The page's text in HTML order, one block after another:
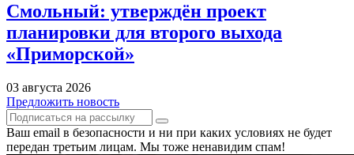
Смольный: утверждён проект
планировки для второго выхода
«Приморской»
03 августа 2026
Предложить новость
Ваш email в безопасности и ни при каких условиях не будет
передан третьим лицам. Мы тоже ненавидим спам!